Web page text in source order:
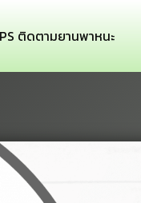
ติดตามยานพาหนะ